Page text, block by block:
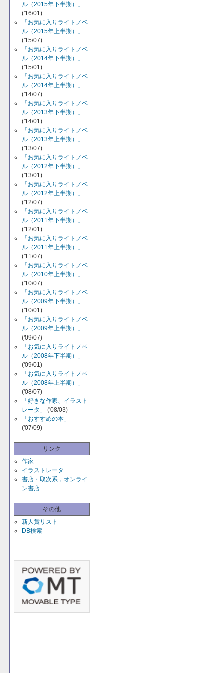
ル（2015年下半期）」
('16/01)
「お気に入りライトノベ
ル（2015年上半期）」
('15/07)
「お気に入りライトノベ
ル（2014年下半期）」
('15/01)
「お気に入りライトノベ
ル（2014年上半期）」
('14/07)
「お気に入りライトノベ
ル（2013年下半期）」
('14/01)
「お気に入りライトノベ
ル（2013年上半期）」
('13/07)
「お気に入りライトノベ
ル（2012年下半期）」
('13/01)
「お気に入りライトノベ
ル（2012年上半期）」
('12/07)
「お気に入りライトノベ
ル（2011年下半期）」
('12/01)
「お気に入りライトノベ
ル（2011年上半期）」
('11/07)
「お気に入りライトノベ
ル（2010年上半期）」
('10/07)
「お気に入りライトノベ
ル（2009年下半期）」
('10/01)
「お気に入りライトノベ
ル（2009年上半期）」
('09/07)
「お気に入りライトノベ
ル（2008年下半期）」
('09/01)
「お気に入りライトノベ
ル（2008年上半期）」
('08/07)
「好きな作家、イラスト
レータ」
('08/03)
「おすすめの本」
('07/09)
リンク
作家
イラストレータ
書店・取次系，オンライ
ン書店
その他
新人賞リスト
DB検索